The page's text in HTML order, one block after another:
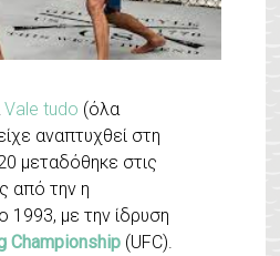
Vale tudo (όλα
αναπτυχθεί στη
μεταδόθηκε στις
από την η
1993, με την ίδρυση
Championship (UFC).